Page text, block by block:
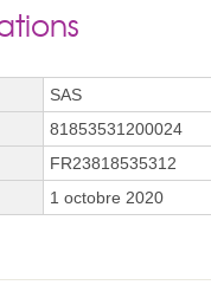
SAS
81853531200024
FR23818535312
1 octobre 2020